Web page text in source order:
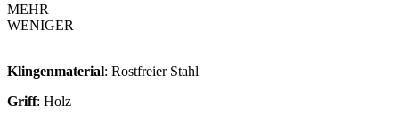
MEHR
WENIGER
Klingenmaterial: Rostfreier Stahl
Griff: Holz